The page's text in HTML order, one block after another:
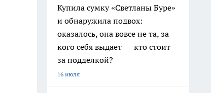
Купила сумку «Светланы Буре»
и обнаружила подвох:
оказалось, она вовсе не та, за
кого себя выдает — кто стоит
за подделкой?
16 июля